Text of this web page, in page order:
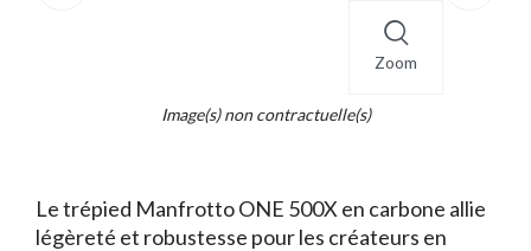
Zoom
Image(s) non contractuelle(s)
Le trépied Manfrotto ONE 500X en carbone allie
légèreté et robustesse pour les créateurs en